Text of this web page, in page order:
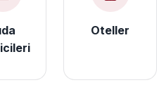
Oteller